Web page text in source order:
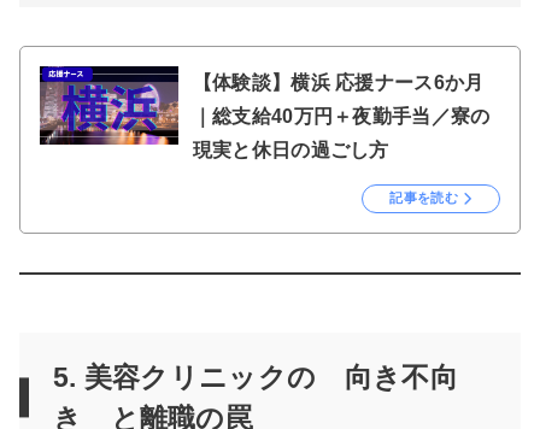
【体験談】横浜 応援ナース6か月
｜総支給40万円＋夜勤手当／寮の
現実と休日の過ごし方
記事を読む
5. 美容クリニックの 向き不向
き と離職の罠